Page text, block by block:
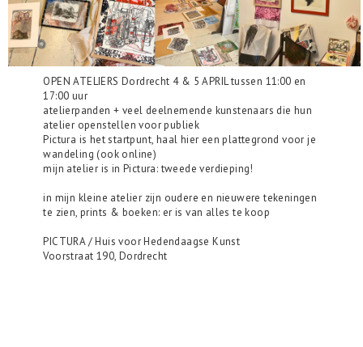
OPEN ATELIERS Dordrecht 4 & 5 APRIL tussen 11:00 en
17:00 uur
atelierpanden + veel deelnemende kunstenaars die hun
atelier openstellen voor publiek
Pictura is het startpunt, haal hier een plattegrond voor je
wandeling (ook online)
mijn atelier is in Pictura: tweede verdieping!
in mijn kleine atelier zijn oudere en nieuwere tekeningen
te zien, prints & boeken: er is van alles te koop
PICTURA / Huis voor Hedendaagse Kunst
Voorstraat 190, Dordrecht